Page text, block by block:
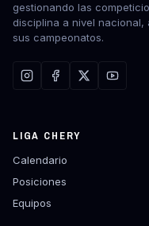
gestionando las
disciplina a nivel
sus campeonatos.
LIGA CHERY
Calendario
Posiciones
Equipos